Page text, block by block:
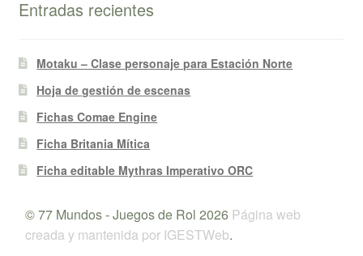
Entradas recientes
Motaku – Clase personaje para Estación Norte
Hoja de gestión de escenas
Fichas Comae Engine
Ficha Britania Mítica
Ficha editable Mythras Imperativo ORC
© 77 Mundos - Juegos de Rol 2026 Página web
creada y mantenida por IGESTWeb.